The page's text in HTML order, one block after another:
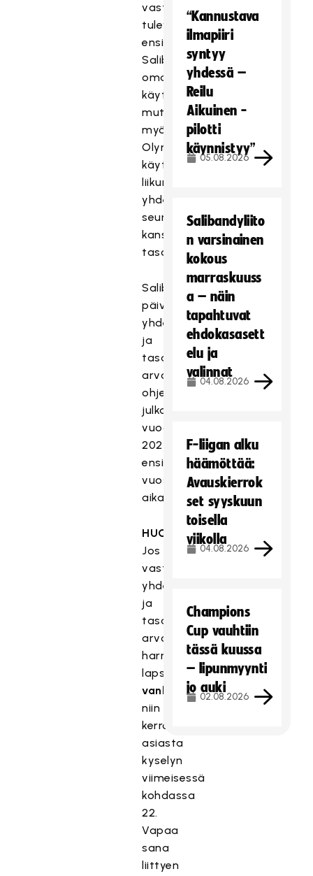
vastaukset
tulevat
ensisijaisesti
Salibandyliiton
omaan
käyttöön,
mutta
myös
Olympiakomitean
käyttöön
liikuntajärjestöjen
yhdenvertaisuustilanteen
seuraamiseksi
kansallisella
tasolla.
Salibandyliiton
päivitetty
yhdenvertaisuus-
ja
tasa-
arvo-
ohjelma
julkaistaan
vuoden
2024
ensimmäisen
vuosineljänneksen
aikana.
HUOM!
Jos
vastaat
yhdenvertaisuus-
ja
tasa-
arvokyselyyn
harrastavan
lapsen
vanhempana,
niin
kerro
asiasta
kyselyn
viimeisessä
kohdassa
22.
Vapaa
sana
liittyen
“Kannustava
ilmapiiri
syntyy
yhdessä –
Reilu
Aikuinen -
pilotti
käynnistyy”
05.08.2026
Salibandyliito
n varsinainen
kokous
marraskuuss
a – näin
tapahtuvat
ehdokasasett
elu ja
valinnat
04.08.2026
F-liigan alku
häämöttää:
Avauskierrok
set syyskuun
toisella
viikolla
04.08.2026
Champions
Cup vauhtiin
tässä kuussa
– lipunmyynti
jo auki
02.08.2026